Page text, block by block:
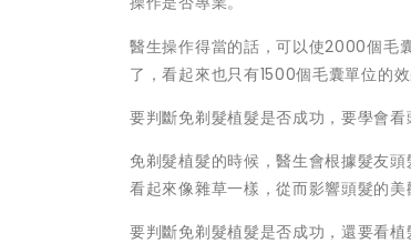
醫生操作得當的話，可以使2000個毛
了，看起來也只有1500個毛囊單位的效
要判斷免剃髮植髮是否成功，要學會看
免剃髮植髮的時候，醫生會根據髮友
看起來像雜草一樣，從而影響頭髮的美
要判斷免剃髮植髮是否成功，還要看植